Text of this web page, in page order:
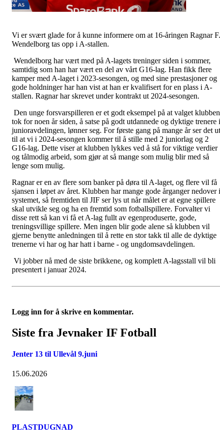
Vi er svært glade for å kunne informere om at 16-åringen Ragnar F.
Wendelborg tas opp i A-stallen.
Wendelborg har vært med på A-lagets treninger siden i sommer,
samtidig som han har vært en del av vårt G16-lag. Han fikk flere
kamper med A-laget i 2023-sesongen, og med sine prestasjoner og
gode holdninger har han vist at han er kvalifisert for en plass i A-
stallen. Ragnar har skrevet under kontrakt ut 2024-sesongen.
Den unge forsvarspilleren er et godt eksempel på at valget klubben
tok for noen år siden, å satse på godt utdannede og dyktige trenere i
junioravdelingen, lønner seg. For første gang på mange år ser det ut
til at vi i 2024-sesongen kommer til å stille med 2 juniorlag og 2
G16-lag. Dette viser at klubben lykkes ved å stå for viktige verdier
og tålmodig arbeid, som gjør at så mange som mulig blir med så
lenge som mulig.
Ragnar er en av flere som banker på døra til A-laget, og flere vil få
sjansen i løpet av året. Klubben har mange gode årganger nedover i
systemet, så fremtiden til JIF ser lys ut når målet er at egne spillere
skal utvikle seg og ha en fremtid som fotballspillere. Forvalter vi
disse rett så kan vi få et A-lag fullt av egenproduserte, gode,
treningsvillige spillere. Men ingen blir gode alene så klubben vil
gjerne benytte anledningen til å rette en stor takk til alle de dyktige
trenerne vi har og har hatt i barne - og ungdomsavdelingen.
Vi jobber nå med de siste brikkene, og komplett A-lagsstall vil bli
presentert i januar 2024.
Logg inn for å skrive en kommentar.
Siste fra Jevnaker IF Fotball
Jenter 13 til Ullevål 9.juni
15.06.2026
PLASTDUGNAD